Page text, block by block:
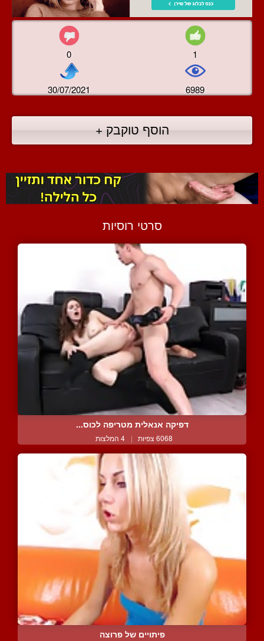
0 1
30/07/2021 6989
הוסף טוקבק +
סרטי רוסיות
דפיקה אנאלית מטריפה לכוס...
6068 צפיות | 4 המלצות
פיתויים של פרוצה